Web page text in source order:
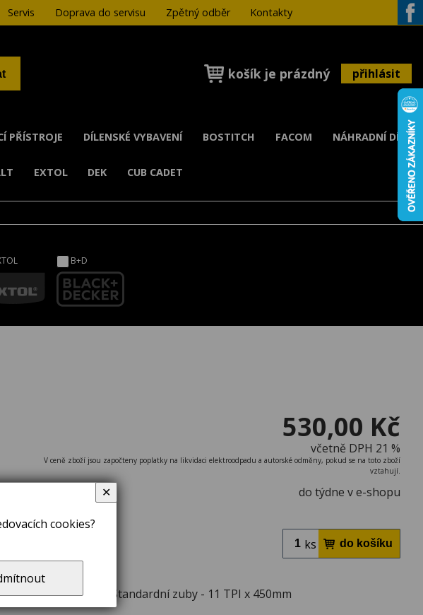
Servis Doprava do servisu Zpětný odběr
Kontakty
košík je prázdný přihlásit
PŘÍSTROJE DÍLENSKÉ VYBAVENÍ BOSTITCH FACOM NÁHRADNÍ DÍLY
EXTOL DEK CUB CADET
B+D
530,00 Kč
včetně DPH 21 %
V ceně zboží jsou započteny poplatky na likvidaci elektroodpadu a autorské odměny, pokud se na toto zboží
vztahují.
do týdne v e-shopu
ks
Pila JET CUT Standardní zuby - 11 TPI x 450mm
cookies?
✕